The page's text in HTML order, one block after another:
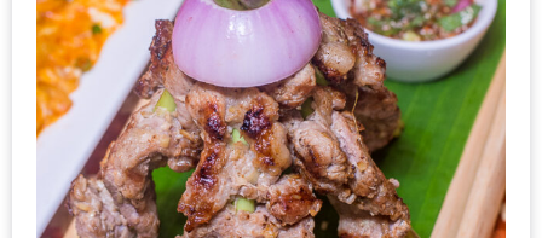
บ้าน
ครบ
จบ
ที่
เดียว
HOMEPRO